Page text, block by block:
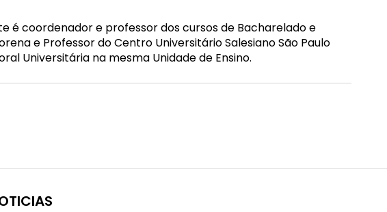
é coordenador e professor dos cursos de Bacharelado e
e Professor do Centro Universitário Salesiano São Paulo
Universitária na mesma Unidade de Ensino.